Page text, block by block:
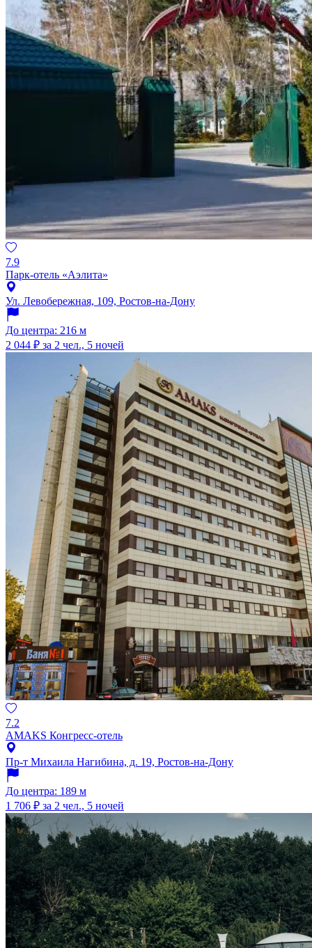
7.9
Парк-отель «Аэлита»
Ул. Левобережная, 109, Ростов-на-Дону
До центра: 216 м
2 044 ₽ за 2 чел., 5 ночей
7.2
AMAKS Конгресс-отель
Пр-т Михаила Нагибина, д. 19, Ростов-на-Дону
До центра: 189 м
1 706 ₽ за 2 чел., 5 ночей